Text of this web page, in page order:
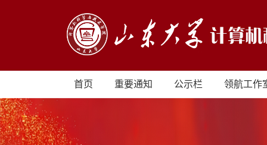
首页 重要通知 公示栏 领航工作